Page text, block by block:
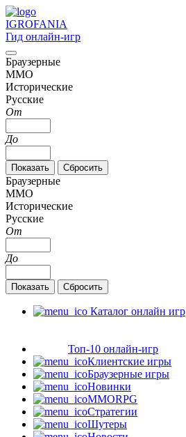
IGROFANIA
Гид онлайн-игр
Браузерные
MMO
Исторические
Русские
От
До
Браузерные
MMO
Исторические
Русские
От
До
Каталог онлайн игр
Топ-10 онлайн-игр
Клиентские игры
Браузерные игры
Новинки
MMORPG
Стратегии
Шутеры